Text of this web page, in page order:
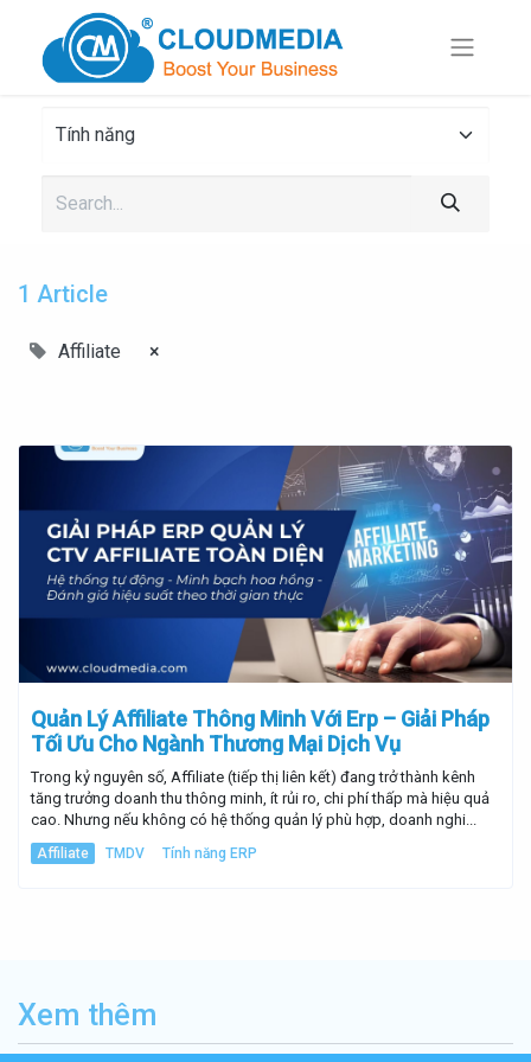
1 Article
Affiliate ×
Quản Lý Affiliate Thông Minh Với Erp – Giải Pháp
Tối Ưu Cho Ngành Thương Mại Dịch Vụ
Trong kỷ nguyên số, Affiliate (tiếp thị liên kết) đang trở thành kênh
tăng trưởng doanh thu thông minh, ít rủi ro, chi phí thấp mà hiệu quả
cao. Nhưng nếu không có hệ thống quản lý phù hợp, doanh nghi...
Affiliate TMDV Tính năng ERP
Xem thêm